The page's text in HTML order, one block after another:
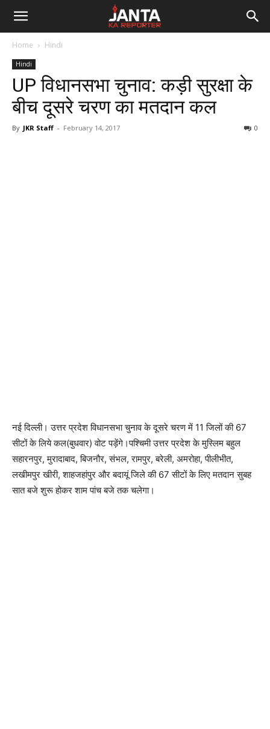
Janta
Reporter
Home Hindi
Hindi
UP विधानसभा चुनाव: कड़ी सुरक्षा के
बीच दूसरे चरण का मतदान कल
By JKR Staff - February 14, 2017 0
नई दिल्ली। उत्तर प्रदेश विधानसभा चुनाव के दूसरे चरण में 11 जिलों की 67
सीटों के लिये कल(बुधवार) वोट पड़ेंगे।पश्चिमी उत्तर प्रदेश के मुस्लिम बहुल
सहारनपुर, मुरादाबाद, बिजनौर, संभल, रामपुर, बरेली, अमरोहा, पीलीभीत,
लखीमपुर खीरी, शाहजहांपुर और बदायूं जिले की 67 सीटों के लिए मतदान सुबह
सात बजे शुरू होकर शाम पांच बजे तक चलेगा।